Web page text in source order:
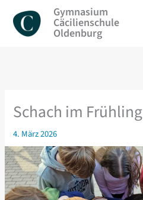
Inhalt
springen
Gymnasium
Cäcilienschule
Oldenburg
Schach im Frühling
4. März 2026